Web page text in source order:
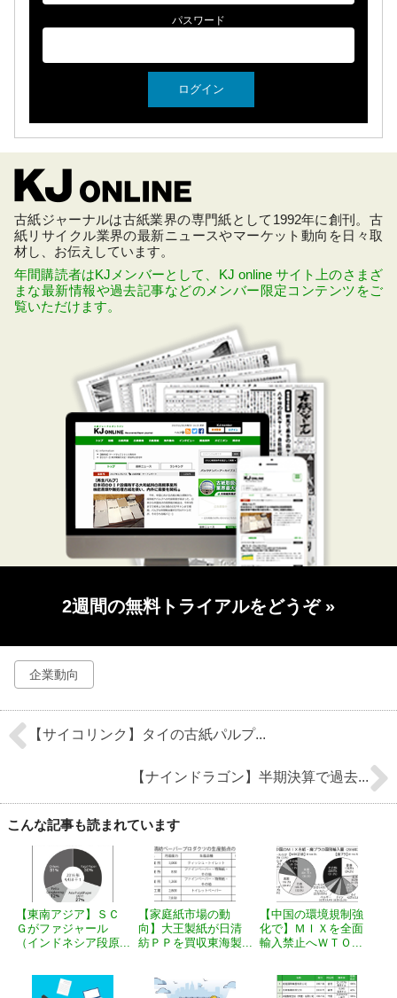
パスワード
古紙ジャーナルは古紙業界の専門紙として1992年に創刊。古
紙リサイクル業界の最新ニュースやマーケット動向を日々取
材し、お伝えしています。
年間購読者はKJメンバーとして、KJ online サイト上のさまざ
まな最新情報や過去記事などのメンバー限定コンテンツをご
覧いただけます。
2週間の無料トライアルをどうぞ »
企業動向
【サイコリンク】タイの古紙パルプ...
【ナインドラゴン】半期決算で過去...
こんな記事も読まれています
【東南アジア】ＳＣ
Ｇがファジャール
（インドネシア段原...
【家庭紙市場の動
向】大王製紙が日清
紡ＰＰを買収東海製...
【中国の環境規制強
化で】ＭＩＸを全面
輸入禁止へＷＴＯ...